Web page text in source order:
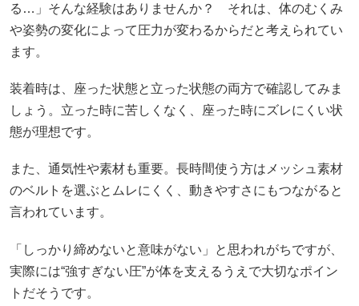
る…」そんな経験はありませんか？ それは、体のむくみ
や姿勢の変化によって圧力が変わるからだと考えられてい
ます。
装着時は、座った状態と立った状態の両方で確認してみま
しょう。立った時に苦しくなく、座った時にズレにくい状
態が理想です。
また、通気性や素材も重要。長時間使う方はメッシュ素材
のベルトを選ぶとムレにくく、動きやすさにもつながると
言われています。
「しっかり締めないと意味がない」と思われがちですが、
実際には“強すぎない圧”が体を支えるうえで大切なポイン
トだそうです。